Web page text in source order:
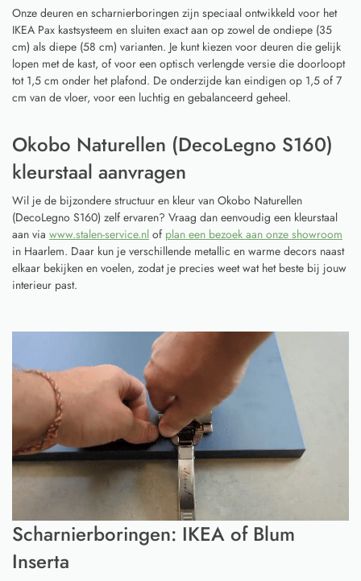
Onze deuren en scharnierboringen zijn speciaal ontwikkeld voor het
IKEA Pax kastsysteem en sluiten exact aan op zowel de ondiepe (35
cm) als diepe (58 cm) varianten. Je kunt kiezen voor deuren die gelijk
lopen met de kast, of voor een optisch verlengde versie die doorloopt
tot 1,5 cm onder het plafond. De onderzijde kan eindigen op 1,5 of 7
cm van de vloer, voor een luchtig en gebalanceerd geheel.
Okobo Naturellen (DecoLegno S160)
kleurstaal aanvragen
Wil je de bijzondere structuur en kleur van Okobo Naturellen
(DecoLegno S160) zelf ervaren? Vraag dan eenvoudig een kleurstaal
aan via www.stalen-service.nl of plan een bezoek aan onze showroom
in Haarlem. Daar kun je verschillende metallic en warme decors naast
elkaar bekijken en voelen, zodat je precies weet wat het beste bij jouw
interieur past.
Scharnierboringen: IKEA of Blum
Inserta